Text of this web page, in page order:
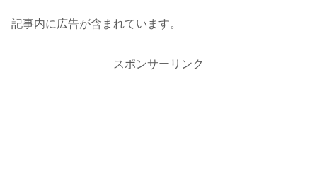
記事内に広告が含まれています。
スポンサーリンク